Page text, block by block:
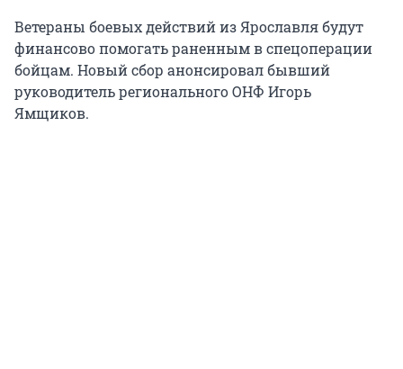
Ветераны боевых действий из Ярославля будут
финансово помогать раненным в спецоперации
бойцам. Новый сбор анонсировал бывший
руководитель регионального ОНФ Игорь
Ямщиков.